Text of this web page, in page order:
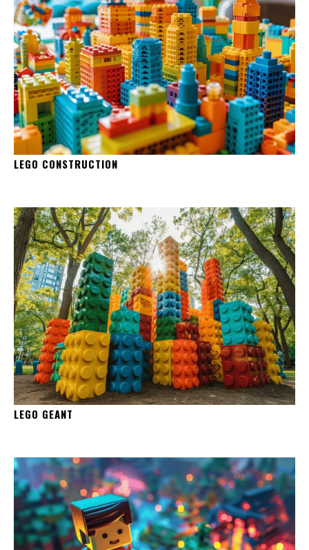
LEGO CONSTRUCTION
LEGO GEANT